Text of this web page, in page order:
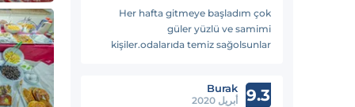
Her hafta gitmeye başladım çok
güler yüzlü ve samimi
kişiler.odalarıda temiz sağolsunlar
9.3
Burak
أبريل 2020